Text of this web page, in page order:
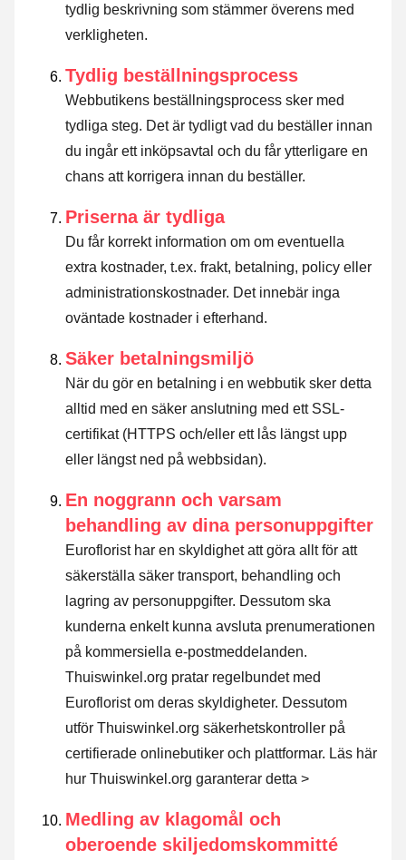
tydlig beskrivning som stämmer överens med
verkligheten.
Tydlig beställningsprocess
Webbutikens beställningsprocess sker med
tydliga steg. Det är tydligt vad du beställer innan
du ingår ett inköpsavtal och du får ytterligare en
chans att korrigera innan du beställer.
Priserna är tydliga
Du får korrekt information om om eventuella
extra kostnader, t.ex. frakt, betalning, policy eller
administrationskostnader. Det innebär inga
oväntade kostnader i efterhand.
Säker betalningsmiljö
När du gör en betalning i en webbutik sker detta
alltid med en säker anslutning med ett SSL-
certifikat (HTTPS och/eller ett lås längst upp
eller längst ned på webbsidan).
En noggrann och varsam
behandling av dina personuppgifter
Euroflorist har en skyldighet att göra allt för att
säkerställa säker transport, behandling och
lagring av personuppgifter. Dessutom ska
kunderna enkelt kunna avsluta prenumerationen
på kommersiella e-postmeddelanden.
Thuiswinkel.org pratar regelbundet med
Euroflorist om deras skyldigheter. Dessutom
utför Thuiswinkel.org säkerhetskontroller på
certifierade onlinebutiker och plattformar. Läs här
hur Thuiswinkel.org garanterar detta >
Medling av klagomål och
oberoende skiljedomskommitté